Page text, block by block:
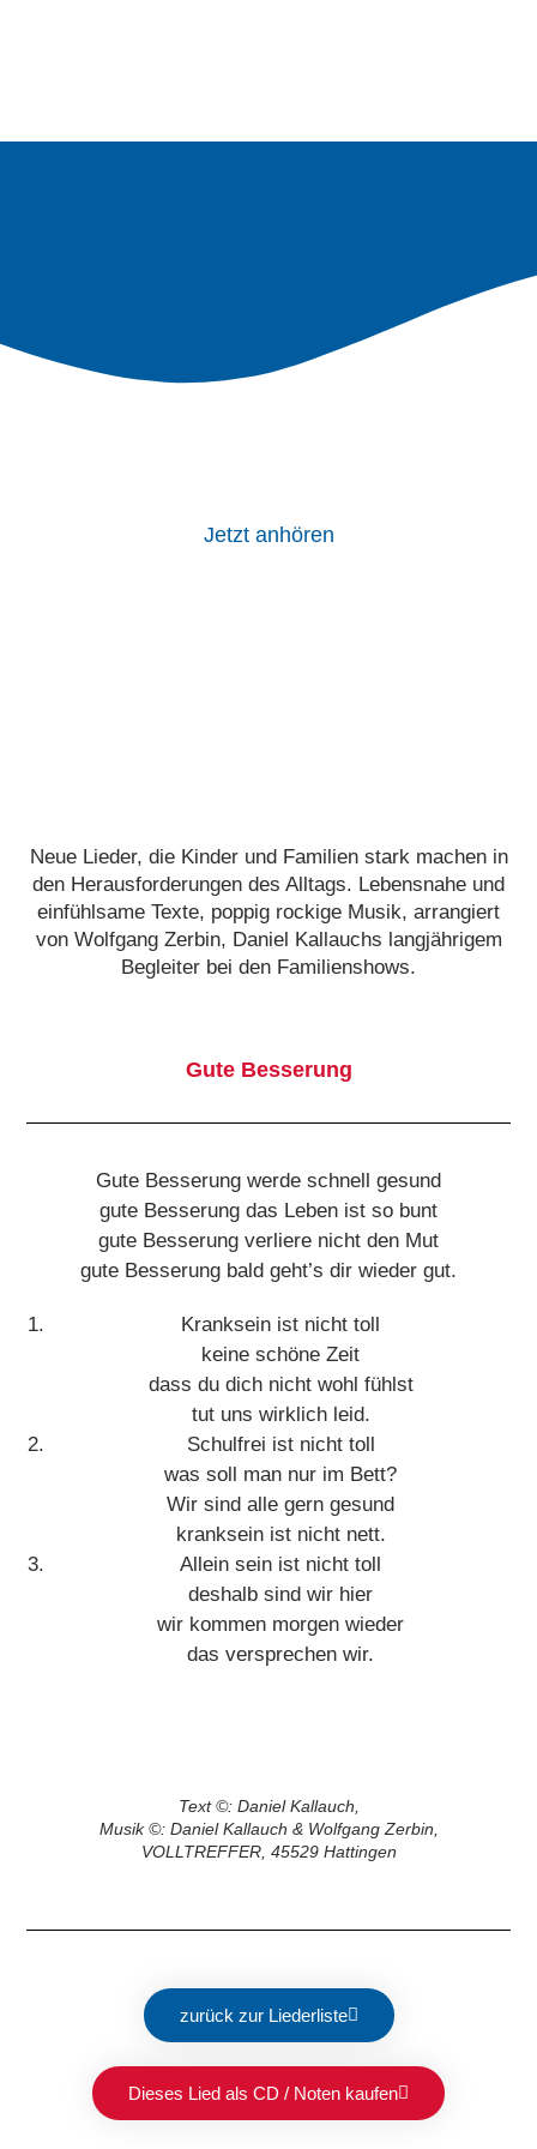
Gute Besserung
Gute Besserung werde schnell gesund
gute Besserung das Leben ist so bunt
gute Besserung verliere nicht den Mut
gute Besserung bald geht’s dir wieder gut.
Kranksein ist nicht toll
keine schöne Zeit
dass du dich nicht wohl fühlst
tut uns wirklich leid.
Schulfrei ist nicht toll
was soll man nur im Bett?
Wir sind alle gern gesund
kranksein ist nicht nett.
Allein sein ist nicht toll
deshalb sind wir hier
wir kommen morgen wieder
das versprechen wir.
Text ©: Daniel Kallauch,
Musik ©: Daniel Kallauch & Wolfgang Zerbin,
VOLLTREFFER, 45529 Hattingen
Jetzt anhören
Neue Lieder, die Kinder und Familien stark machen in
den Herausforderungen des Alltags. Lebensnahe und
einfühlsame Texte, poppig rockige Musik, arrangiert
von Wolfgang Zerbin, Daniel Kallauchs langjährigem
Begleiter bei den Familienshows.
zurück zur Liederliste
Dieses Lied als CD / Noten kaufen